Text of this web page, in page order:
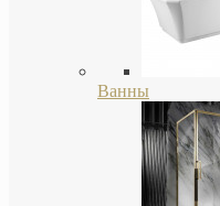
Ванны